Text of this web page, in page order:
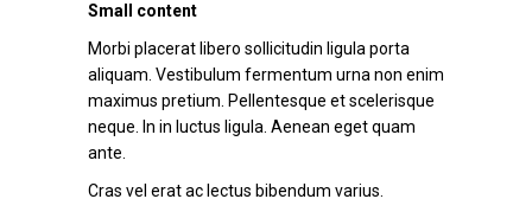
Small content
Morbi placerat libero sollicitudin ligula porta
aliquam. Vestibulum fermentum urna non enim
maximus pretium. Pellentesque et scelerisque
neque. In in luctus ligula. Aenean eget quam
ante.
Cras vel erat ac lectus bibendum varius.